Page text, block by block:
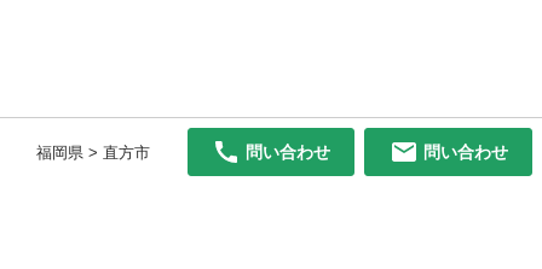
福岡県 > 直方市 問い合わせ 問い合わせ